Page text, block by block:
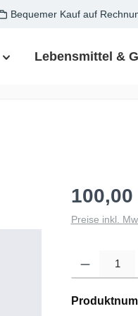
Bequemer Kauf auf
Lebensmittel &
100,00
Preise inkl.